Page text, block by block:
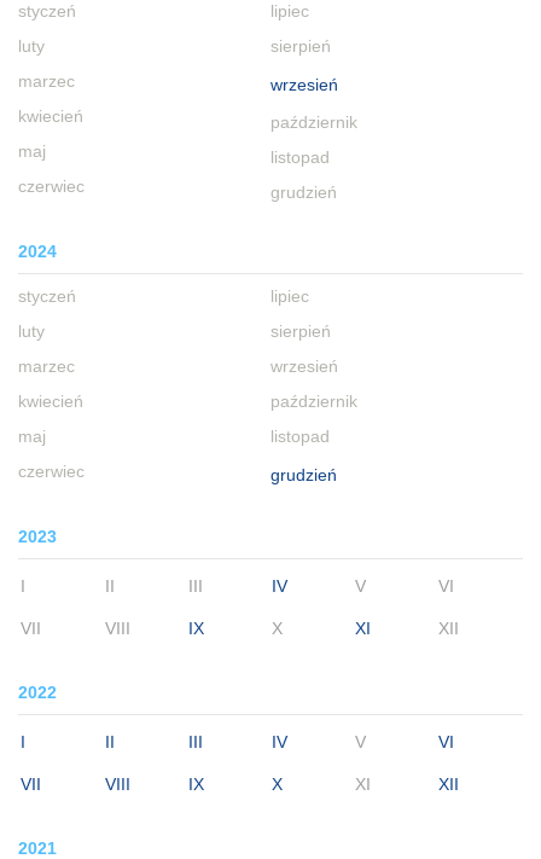
styczeń
luty
marzec
kwiecień
maj
czerwiec
lipiec
sierpień
wrzesień
październik
listopad
grudzień
2024
styczeń
luty
marzec
kwiecień
maj
czerwiec
lipiec
sierpień
wrzesień
październik
listopad
grudzień
2023
I II III IV V VI
VII VIII IX X XI XII
2022
I II III IV V VI
VII VIII IX X XI XII
2021